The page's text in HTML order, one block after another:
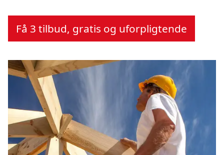
Få 3 tilbud, gratis og uforpligtende